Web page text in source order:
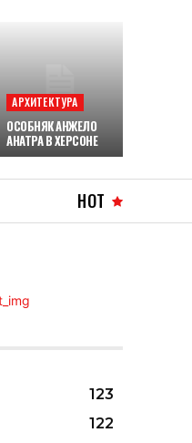
АРХИТЕКТУРА
ОСОБНЯК АНЖЕЛО
АНАТРА В ХЕРСОНЕ
HOT
123
122